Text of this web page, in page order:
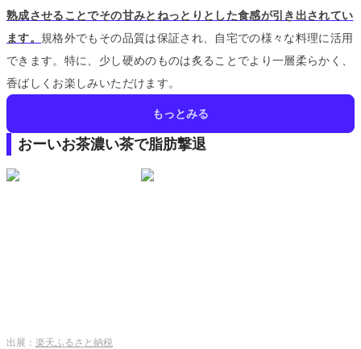
熟成させることでその甘みとねっとりとした食感が引き出されてい
ます。 規格外でもその品質は保証され、自宅での様々な料理に活用
できます。 特に、少し硬めのものは炙ることでより一層柔らかく、
香ばしくお楽しみいただけます。
もっとみる
おーいお茶濃い茶で脂肪撃退
出展： 楽天ふるさと納税